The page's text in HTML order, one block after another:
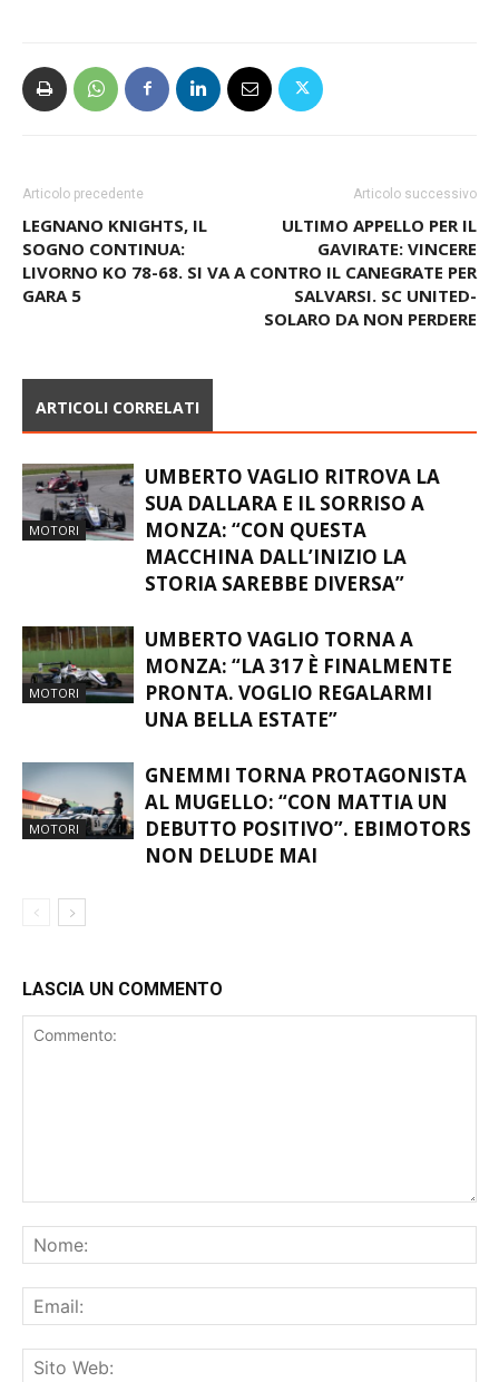
Articolo precedente
LEGNANO KNIGHTS, IL
SOGNO CONTINUA:
LIVORNO KO 78-68. SI VA A
GARA 5
Articolo successivo
ULTIMO APPELLO PER IL
GAVIRATE: VINCERE
CONTRO IL CANEGRATE PER
SALVARSI. SC UNITED-
SOLARO DA NON PERDERE
ARTICOLI CORRELATI
MOTORI
UMBERTO VAGLIO RITROVA LA
SUA DALLARA E IL SORRISO A
MONZA: “CON QUESTA
MACCHINA DALL’INIZIO LA
STORIA SAREBBE DIVERSA”
MOTORI
UMBERTO VAGLIO TORNA A
MONZA: “LA 317 È FINALMENTE
PRONTA. VOGLIO REGALARMI
UNA BELLA ESTATE”
MOTORI
GNEMMI TORNA PROTAGONISTA
AL MUGELLO: “CON MATTIA UN
DEBUTTO POSITIVO”. EBIMOTORS
NON DELUDE MAI
LASCIA UN COMMENTO